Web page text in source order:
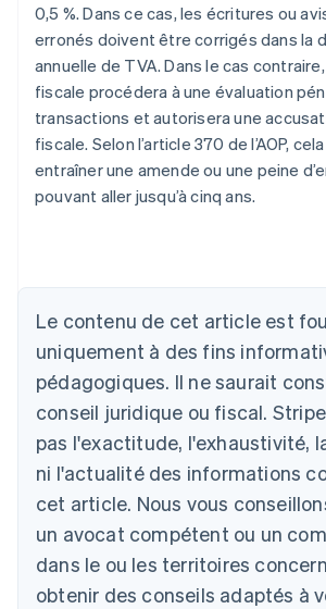
0,5 %. Dans ce cas, les écritures ou
erronés doivent être corrigés dans la
annuelle de TVA. Dans le cas
fiscale procédera à une évaluation
transactions et autorisera une
fiscale. Selon l’article 370 de l’AOP,
entraîner une amende ou une peine
pouvant aller jusqu’à cinq ans.
Le contenu de cet article est
uniquement à des fins
pédagogiques. Il ne saurait
conseil juridique ou fiscal.
pas l'exactitude, l'exhaustivité,
ni l'actualité des informations
cet article. Nous vous
un avocat compétent ou un
dans le ou les territoires
obtenir des conseils adaptés à
Allemagne
DeutschEnglish
Australie
English
Autriche
Belgique
Nederlands FrançaisDeutschEnglish
Brésil
Português English
Bulgarie
English